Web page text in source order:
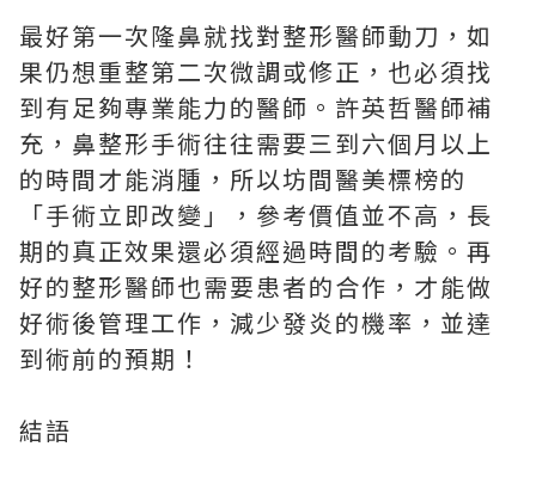
最好第一次隆鼻就找對整形醫師動刀，如
果仍想重整第二次微調或修正，也必須找
到有足夠專業能力的醫師。許英哲醫師補
充，鼻整形手術往往需要三到六個月以上
的時間才能消腫，所以坊間醫美標榜的
「手術立即改變」，參考價值並不高，長
期的真正效果還必須經過時間的考驗。再
好的整形醫師也需要患者的合作，才能做
好術後管理工作，減少發炎的機率，並達
到術前的預期！
結語